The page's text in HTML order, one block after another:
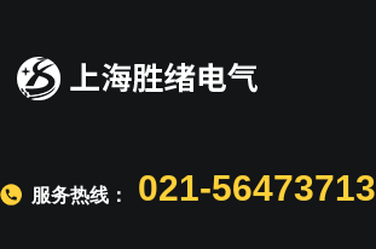
服务热线： 021-56473713